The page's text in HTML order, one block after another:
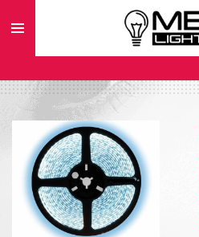
direct
hoofdinhoud